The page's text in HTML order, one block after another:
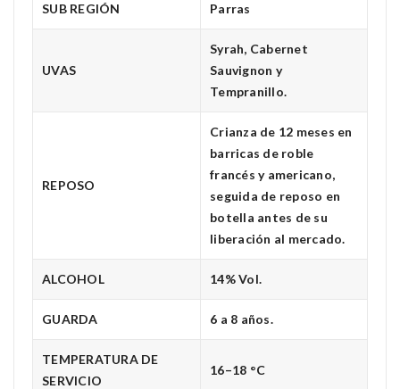
SUB REGIÓN Parras
UVAS
Syrah, Cabernet
Sauvignon y
Tempranillo.
REPOSO
Crianza de 12 meses en
barricas de roble
francés y americano,
seguida de reposo en
botella antes de su
liberación al mercado.
ALCOHOL 14% Vol.
GUARDA 6 a 8 años.
TEMPERATURA DE
SERVICIO
16–18 °C